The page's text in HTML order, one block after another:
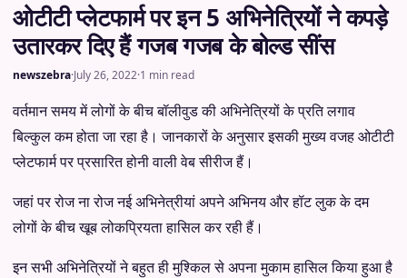
ओटीटी प्लेटफार्म पर इन 5 अभिनेत्रियों ने कपड़े
उतारकर दिए हैं गजब गजब के बोल्ड सींस
newszebra·July 26, 2022·1 min read
वर्तमान समय में लोगों के बीच बॉलीवुड की अभिनेत्रियों के प्रति लगाव
बिल्कुल कम होता जा रहा है। जानकारों के अनुसार इसकी मुख्य वजह ओटीटी
प्लेटफार्म पर प्रसारित होनी वाली वेब सीरीज हैं।
जहां पर रोज ना रोज नई अभिनेत्रीयां अपने अभिनय और हॉट लुक के दम
लोगों के बीच खूब लोकप्रियता हासिल कर रही हैं।
इन सभी अभिनेत्रियों ने बहुत ही मुश्किल से अपना मुकाम हासिल किया हुआ है